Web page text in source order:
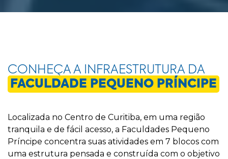
CONHEÇA A INFRAESTRUTURA DA
FACULDADE PEQUENO PRÍNCIPE
Localizada no Centro de Curitiba, em uma região
tranquila e de fácil acesso, a Faculdades Pequeno
Príncipe concentra suas atividades em 7 blocos com
uma estrutura pensada e construída com o objetivo